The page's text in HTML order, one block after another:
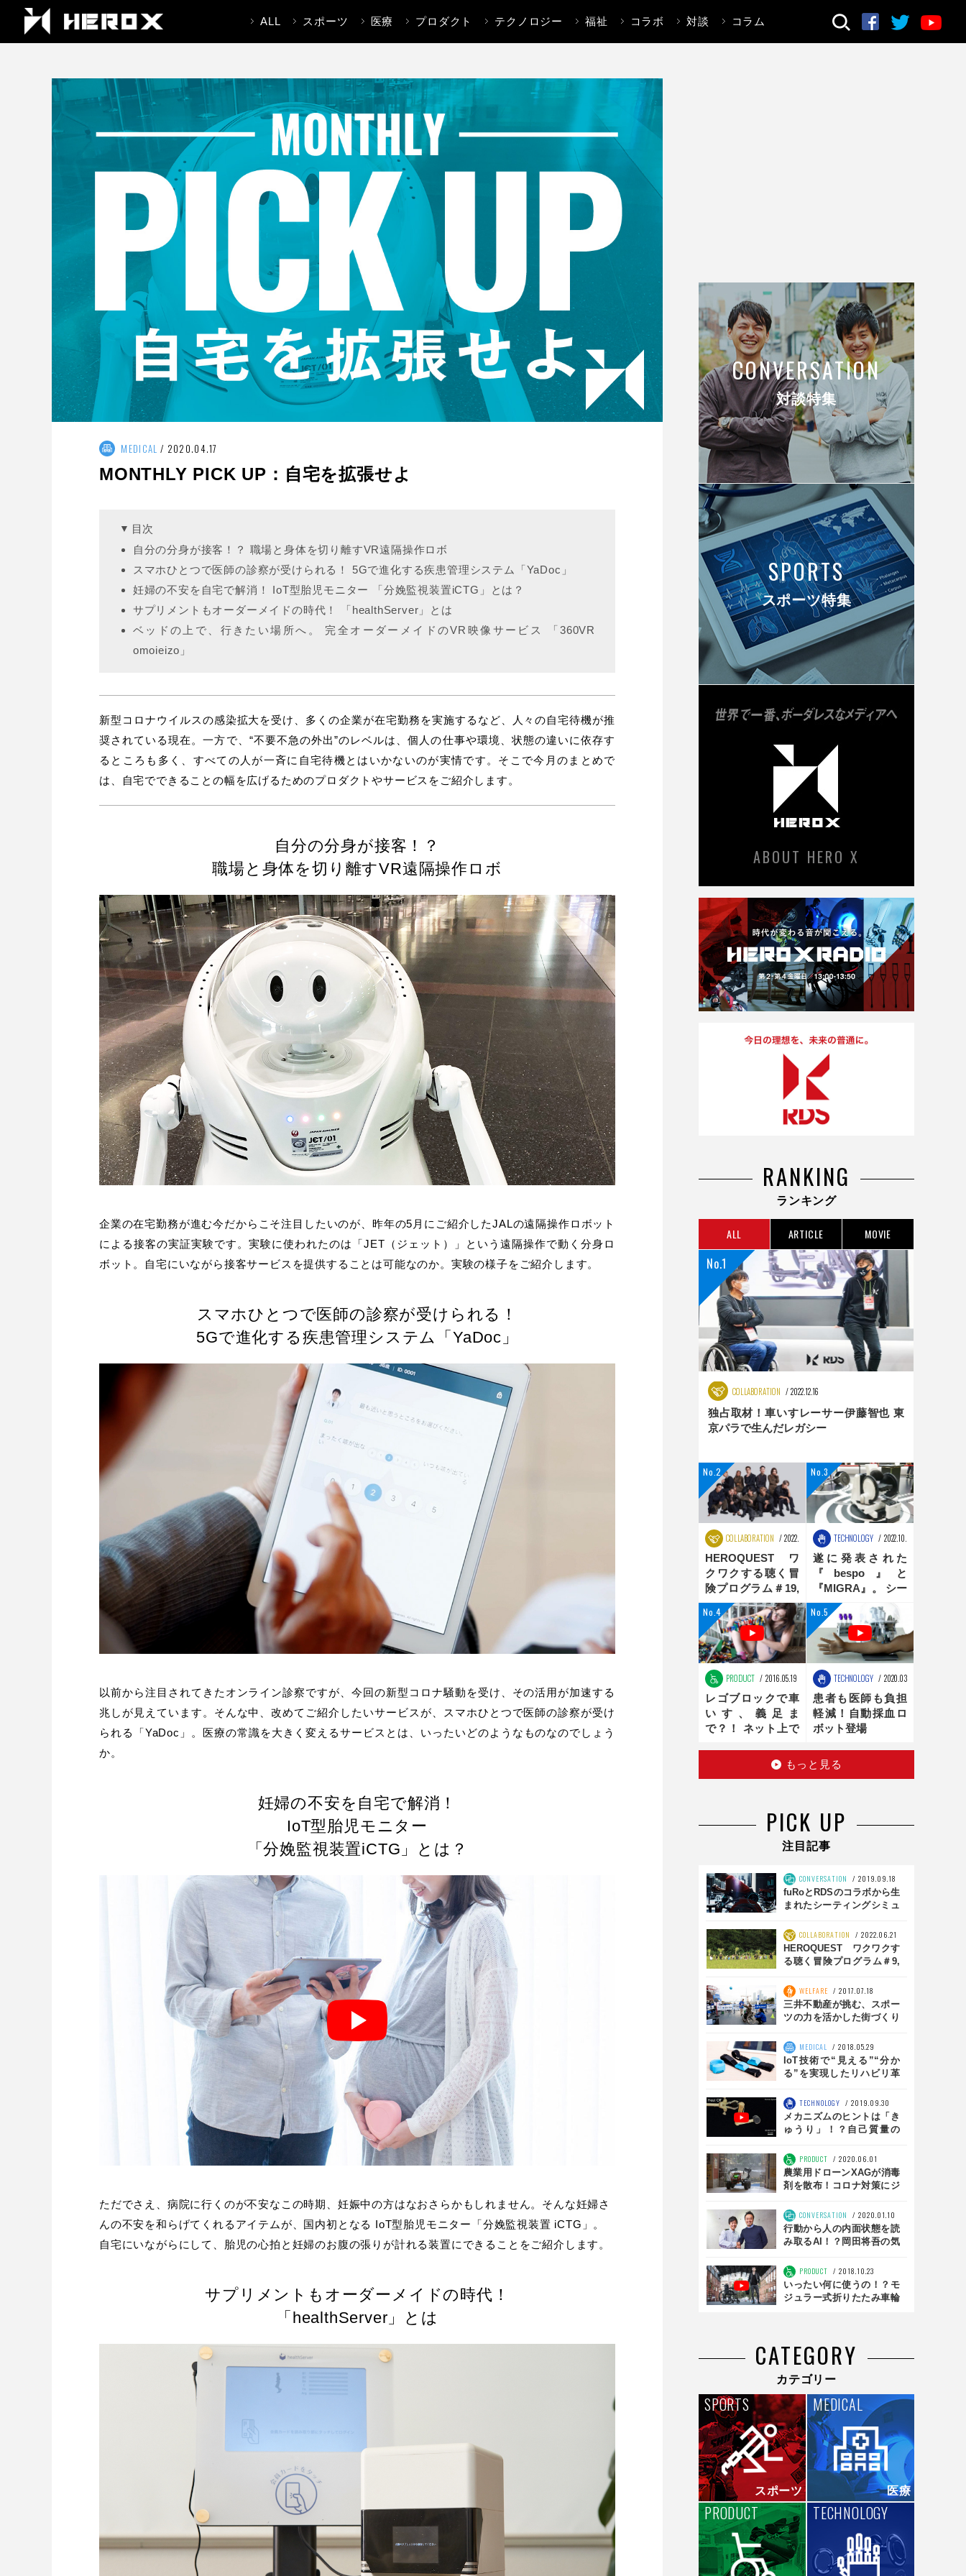
ALL スポーツ 医療 プロダクト テクノロジー 福祉 コラボ 対談 コラム 検索
MEDICAL 2020.04.17
MONTHLY PICK UP：自宅を拡張せよ
目次
自分の分身が接客！？ 職場と身体を切り離すVR遠隔操作ロボ
スマホひとつで医師の診察が受けられる！ 5Gで進化する疾患管理システム「YaDoc」
妊婦の不安を自宅で解消！ IoT型胎児モニター 「分娩監視装置iCTG」とは？
サプリメントもオーダーメイドの時代！ 「healthServer」とは
ベッドの上で、行きたい場所へ。 完全オーダーメイドのVR映像サービス 「360VR
omoieizo」
新型コロナウイルスの感染拡大を受け、多くの企業が在宅勤務を実施するなど、人々の自宅待機が推
奨されている現在。一方で、“不要不急の外出”のレベルは、個人の仕事や環境、状態の違いに依存す
るところも多く、すべての人が一斉に自宅待機とはいかないのが実情です。そこで今月のまとめで
は、自宅でできることの幅を広げるためのプロダクトやサービスをご紹介します。
自分の分身が接客！？
職場と身体を切り離すVR遠隔操作ロボ
企業の在宅勤務が進む今だからこそ注目したいのが、昨年の5月にご紹介したJALの遠隔操作ロボット
による接客の実証実験です。実験に使われたのは「JET（ジェット）」という遠隔操作で動く分身ロ
ボット。自宅にいながら接客サービスを提供することは可能なのか。実験の様子をご紹介します。
スマホひとつで医師の診察が受けられる！
5Gで進化する疾患管理システム「YaDoc」
以前から注目されてきたオンライン診察ですが、今回の新型コロナ騒動を受け、その活用が加速する
兆しが見えています。そんな中、改めてご紹介したいサービスが、スマホひとつで医師の診察が受け
られる「YaDoc」。医療の常識を大きく変えるサービスとは、いったいどのようなものなのでしょう
か。
妊婦の不安を自宅で解消！
IoT型胎児モニター
「分娩監視装置iCTG」とは？
ただでさえ、病院に行くのが不安なこの時期、妊娠中の方はなおさらかもしれません。そんな妊婦さ
んの不安を和らげてくれるアイテムが、国内初となる IoT型胎児モニター「分娩監視装置 iCTG」。
自宅にいながらにして、胎児の心拍と妊婦のお腹の張りが計れる装置にできることをご紹介します。
サプリメントもオーダーメイドの時代！
「healthServer」とは
CONVERSATION
対談特集
SPORTS
スポーツ特集
ABOUT HERO X
RANKING
ランキング
ALL ARTICLE MOVIE
COLLABORATION 2022.12.16
独占取材！車いすレーサー伊藤智也 東
京パラで生んだレガシー
COLLABORATION 2022.08.25
HEROQUEST ワ
クワクする聴く冒
険プログラム＃19,
＃20 ダンス編
TECHNOLOGY 2022.10.31
遂に発表された
『bespo』と
『MIGRA』。 シー
ティングポジショ
ンの最適化は、新
時代へ
PRODUCT 2016.05.19
レゴブロックで車
いす、義足ま
で？！ ネット上で
TECHNOLOGY 2020.03.16
患者も医師も負担
軽減！自動採血ロ
ボット登場
もっと見る
PICK UP
注目記事
CONVERSATION
2019.09.18
fuRoとRDSのコラボから生
まれたシーティングシミュ
編 COLLABORATION
2022.06.21
HEROQUEST ワクワクす
る聴く冒険プログラム＃9,
WELFARE
2017.07.18
三井不動産が挑む、スポー
ツの力を活かした街づくり
MEDICAL
2018.05.29
IoT技術で“見える”“分か
る”を実現したリハビリ革
TECHNOLOGY
2019.09.30
メカニズムのヒントは「き
ゅうり」！？自己質量の
工筋肉ファイバー
PRODUCT
2020.06.01
農業用ドローンXAGが消毒
剤を散布！コロナ対策にジ
CONVERSATION
2020.01.10
行動から人の内面状態を読
み取るAI！？岡田将吾の気
PRODUCT
2018.10.23
いったい何に使うの！？モ
ジュラー式折りたたみ車輪
CATEGORY
カテゴリー
スポーツ
SPORTS
医療
MEDICAL
PRODUCT TECHNOLOGY